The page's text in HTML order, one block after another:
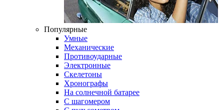
Популярные
Умные
Механические
Противоударные
Электронные
Скелетоны
Хронографы
На солнечной батарее
С шагомером